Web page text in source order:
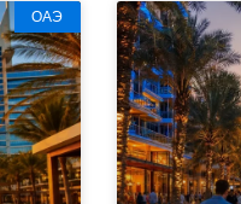
ОАЭ